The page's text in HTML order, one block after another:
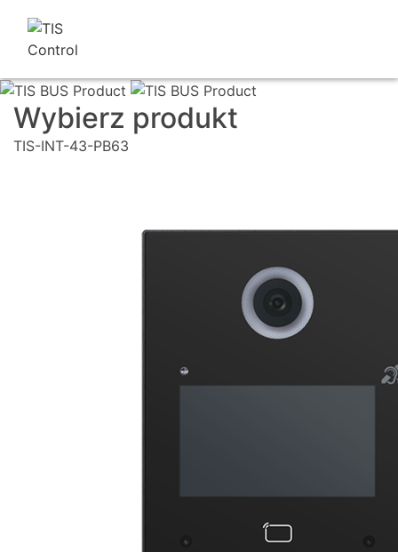
Wybierz produkt
TIS-INT-43-PB63